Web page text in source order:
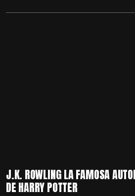
J.K. ROWLING LA FAMOSA
DE HARRY POTTER